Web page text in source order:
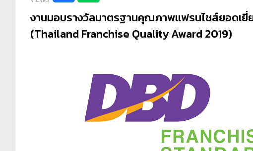
งานมอบรางวัลมาตรฐานคุณภาพแฟรนไชส์ยอดเยี่
(Thailand Franchise Quality Award 2019)